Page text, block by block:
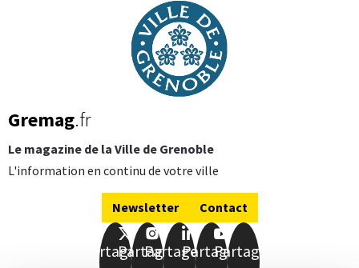
Gremag.fr
Le magazine de la Ville de Grenoble
L'information en continu de votre ville
Newsletter Contact
PartagerPartager
PartagerPartager
Partager